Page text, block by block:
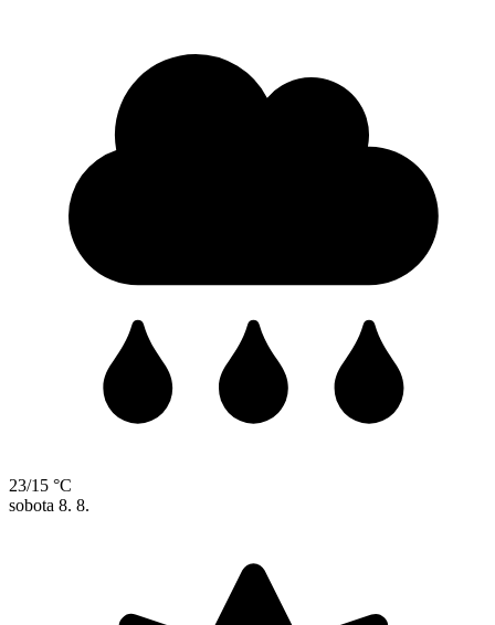
23/15 °C
sobota 8. 8.